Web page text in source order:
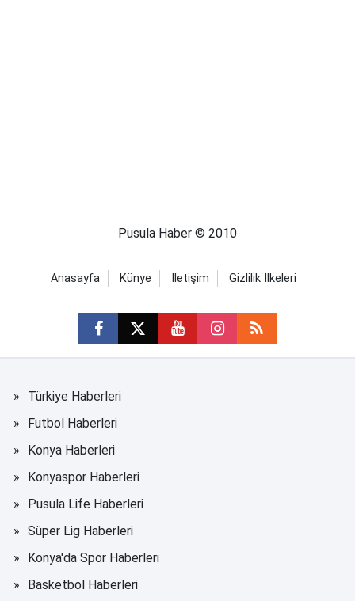
Pusula Haber © 2010
Anasayfa Künye İletişim Gizlilik İlkeleri
Türkiye Haberleri
Futbol Haberleri
Konya Haberleri
Konyaspor Haberleri
Pusula Life Haberleri
Süper Lig Haberleri
Konya'da Spor Haberleri
Basketbol Haberleri